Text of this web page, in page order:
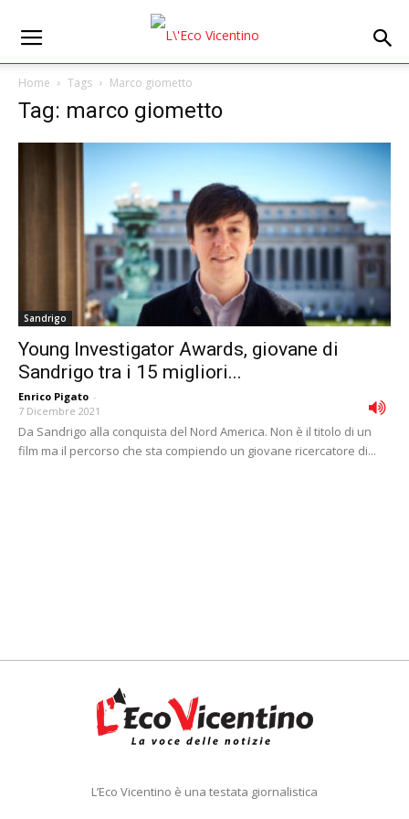
Home Tags Marco giometto
Tag: marco giometto
Sandrigo
Young Investigator Awards, giovane di
Sandrigo tra i 15 migliori...
Enrico Pigato -
7 Dicembre 2021
Da Sandrigo alla conquista del Nord America. Non è il titolo di un
film ma il percorso che sta compiendo un giovane ricercatore di...
L’Eco Vicentino è una testata giornalistica